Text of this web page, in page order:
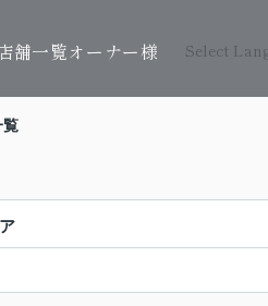
舗一覧オーナー様 Select
覧